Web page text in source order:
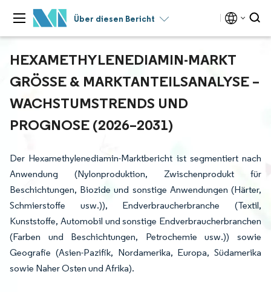
Über diesen Bericht
HEXAMETHYLENEDIAMIN-MARKT
GRÖSSE & MARKTANTEILSANALYSE – W
ACHSTUMSTRENDS UND P
ROGNOSE (2026–2031)
Der Hexamethylenediamin-Marktbericht ist segmentiert nach
Anwendung (Nylonproduktion, Zwischenprodukt für
Beschichtungen, Biozide und sonstige Anwendungen (Härter,
Schmierstoffe usw.)), Endverbraucherbranche (Textil,
Kunststoffe, Automobil und sonstige Endverbraucherbranchen
(Farben und Beschichtungen, Petrochemie usw.)) sowie
Geografie (Asien-Pazifik, Nordamerika, Europa, Südamerika
sowie Naher Osten und Afrika).